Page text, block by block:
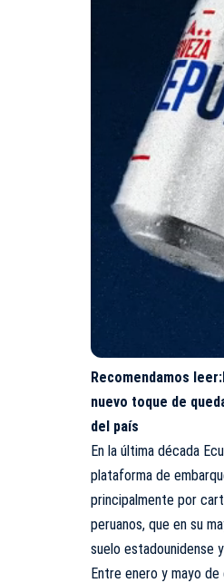
Recomendamos leer:
nuevo toque de
del país
En la última década
plataforma de
principalmente por
peruanos, que en su
suelo estadounidense
Entre enero y mayo